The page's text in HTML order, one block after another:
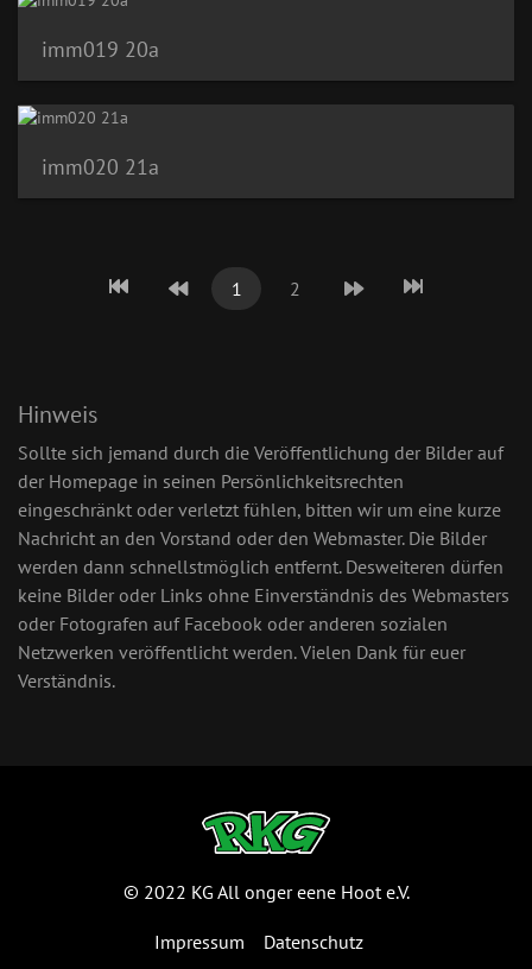
imm019 20a
imm020 21a
1 2
Hinweis
Sollte sich jemand durch die Veröffentlichung der Bilder auf
der Homepage in seinen Persönlichkeitsrechten
eingeschränkt oder verletzt fühlen, bitten wir um eine kurze
Nachricht an den Vorstand oder den Webmaster. Die Bilder
werden dann schnellstmöglich entfernt. Desweiteren dürfen
keine Bilder oder Links ohne Einverständnis des Webmasters
oder Fotografen auf Facebook oder anderen sozialen
Netzwerken veröffentlicht werden. Vielen Dank für euer
Verständnis.
© 2022 KG All onger eene Hoot e.V.
Impressum Datenschutz